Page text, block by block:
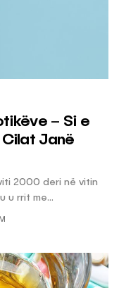
– Si e
Janë
2000 deri në vitin
u rrit me...